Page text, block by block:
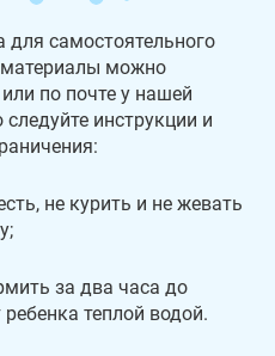
для самостоятельного
можно
по почте у нашей
инструкции и
не курить и не жевать
за два часа до
теплой водой.